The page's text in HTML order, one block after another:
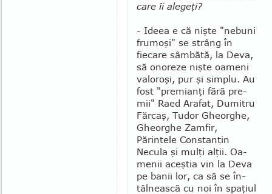
care îi alegeţi?
- Ideea e că nişte "nebuni
frumoşi" se strâng în
fiecare sâm­bătă, la Deva,
să onoreze nişte oameni
valoroşi, pur şi simplu. Au
fost "premianţi fără pre­
mii" Raed Ara­fat, Dumitru
Fărcaş, Tudor Gheorghe,
Gheorghe Zamfir,
Părintele Constantin
Necula şi mulţi alţii. Oa­
menii aceştia vin la Deva
pe banii lor, ca să se în­
tâlnească cu noi în spaţiul